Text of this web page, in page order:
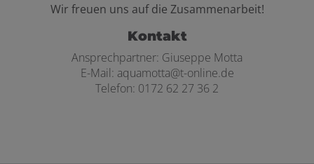
Wir freuen uns auf die Zusammenarbeit!
Kontakt
Ansprechpartner: Giuseppe Motta
E-Mail: aquamotta@t-online.de
Telefon: 0172 62 27 36 2